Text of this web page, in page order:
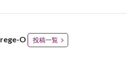
O 投稿一覧